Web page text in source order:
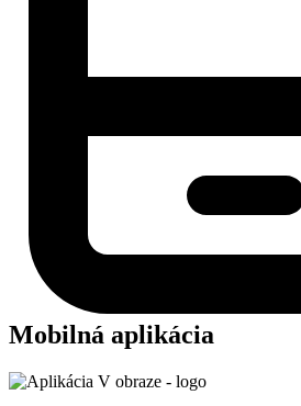
Mobilná aplikácia